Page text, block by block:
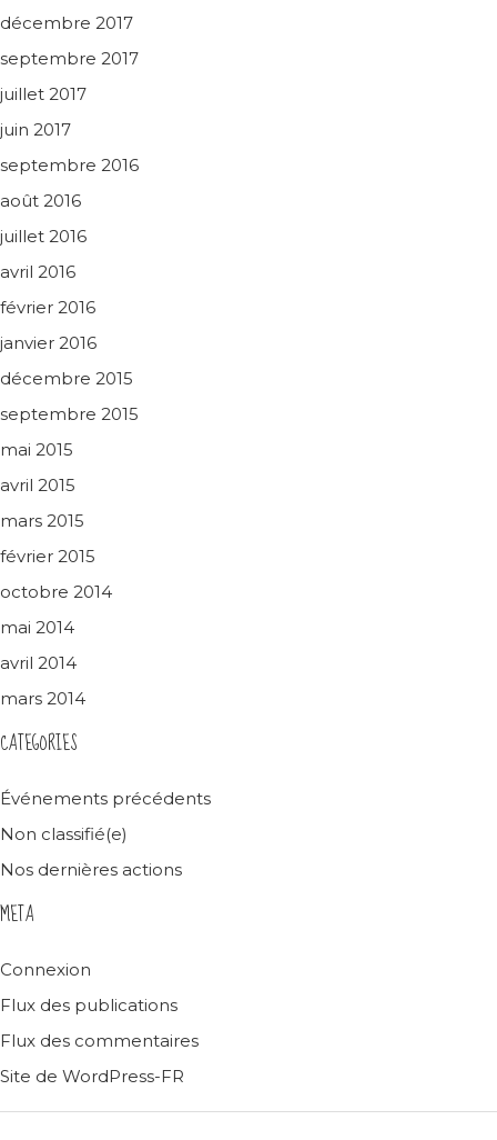
décembre 2017
septembre 2017
juillet 2017
juin 2017
septembre 2016
août 2016
juillet 2016
avril 2016
février 2016
janvier 2016
décembre 2015
septembre 2015
mai 2015
avril 2015
mars 2015
février 2015
octobre 2014
mai 2014
avril 2014
mars 2014
CATEGORIES
Événements précédents
Non classifié(e)
Nos dernières actions
META
Connexion
Flux des publications
Flux des commentaires
Site de WordPress-FR